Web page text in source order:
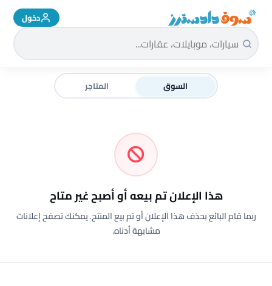
سوق دادسترز الرئيسية دخول
السوق المتاجر
هذا الإعلان تم بيعه أو أصبح غير متاح
ربما قام البائع بحذف هذا الإعلان أو تم بيع المنتج. يمكنك تصفح إعلانات
مشابهة أدناه.